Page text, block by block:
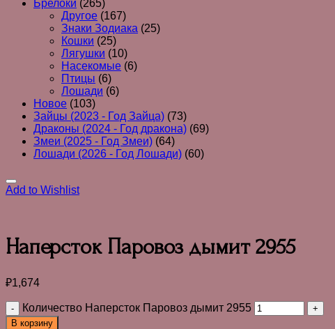
Брелоки (265)
Другое (167)
Знаки Зодиака (25)
Кошки (25)
Лягушки (10)
Насекомые (6)
Птицы (6)
Лошади (6)
Новое (103)
Зайцы (2023 - Год Зайца) (73)
Драконы (2024 - Год дракона) (69)
Змеи (2025 - Год Змеи) (64)
Лошади (2026 - Год Лошади) (60)
Add to Wishlist
Наперсток Паровоз дымит 2955
₽1,674
Количество Наперсток Паровоз дымит 2955
В корзину